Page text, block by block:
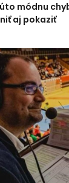
módnu
aj pokaziť